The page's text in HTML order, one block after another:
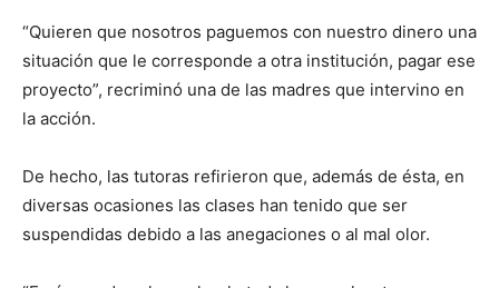
“Quieren que nosotros paguemos con nuestro dinero una
situación que le corresponde a otra institución, pagar ese
proyecto”, recriminó una de las madres que intervino en
la acción.
De hecho, las tutoras refirieron que, además de ésta, en
diversas ocasiones las clases han tenido que ser
suspendidas debido a las anegaciones o al mal olor.